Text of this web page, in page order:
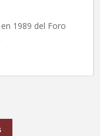
1989 del Foro